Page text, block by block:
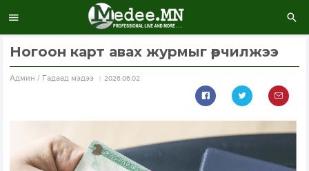
Ногоон карт авах журмыг өөрчилжээ
Aдмин / Гадаад мэдээ 2026.06.02